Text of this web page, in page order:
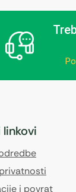
linkovi
i povrat